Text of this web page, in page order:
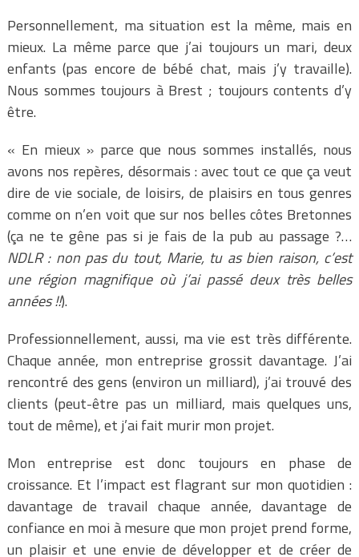
Personnellement, ma situation est la même, mais en
mieux. La même parce que j’ai toujours un mari, deux
enfants (pas encore de bébé chat, mais j’y travaille).
Nous sommes toujours à Brest ; toujours contents d’y
être.
« En mieux » parce que nous sommes installés, nous
avons nos repères, désormais : avec tout ce que ça veut
dire de vie sociale, de loisirs, de plaisirs en tous genres
comme on n’en voit que sur nos belles côtes Bretonnes
(ça ne te gêne pas si je fais de la pub au passage ?…
NDLR : non pas du tout, Marie, tu as bien raison, c’est
une région magnifique où j’ai passé deux très belles
années !!).
Professionnellement, aussi, ma vie est très différente.
Chaque année, mon entreprise grossit davantage. J’ai
rencontré des gens (environ un milliard), j’ai trouvé des
clients (peut-être pas un milliard, mais quelques uns,
tout de même), et j’ai fait murir mon projet.
Mon entreprise est donc toujours en phase de
croissance. Et l’impact est flagrant sur mon quotidien :
davantage de travail chaque année, davantage de
confiance en moi à mesure que mon projet prend forme,
un plaisir et une envie de développer et de créer de